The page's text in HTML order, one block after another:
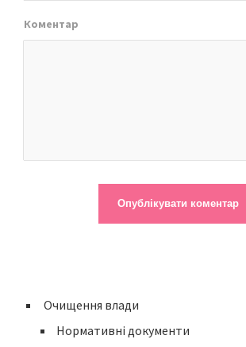
Коментар
Очищення влади
Нормативні документи